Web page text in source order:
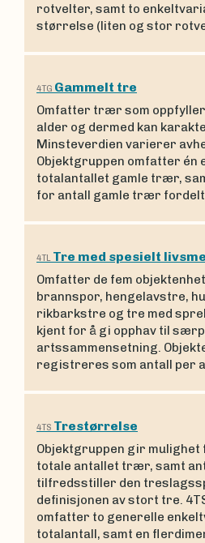
rotvelter, samt to
størrelse (liten og stor
4TG Gammelt tre
Omfatter trær som
alder og dermed kan
Minsteverdien varierer
Objektgruppen omfatter én
totalantallet gamle trær,
for antall gamle trær
4TL Tre med spesielt
Omfatter de fem
brannspor, hengelavstre,
rikbarkstre og tre med
kjent for å gi opphav til
artssammensetning.
registreres som antall per
4TS Trestørrelse
Objektgruppen gir
totale antallet trær, samt
tilfredsstiller den
definisjonen av stort tre.
omfatter to generelle
totalantall, samt en